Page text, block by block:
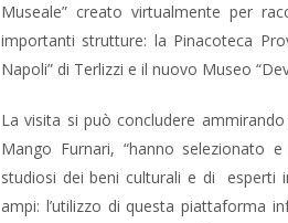
Museale” creato virtualmente per
importanti strutture: la Pinacoteca
Napoli” di Terlizzi e il nuovo Museo
La visita si può concludere
Mango Furnari, “hanno selezionato
studiosi dei beni culturali e di esperti
ampi: l’utilizzo di questa piattaforma